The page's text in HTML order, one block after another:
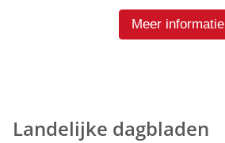
Meer informatie
Landelijke dagbladen